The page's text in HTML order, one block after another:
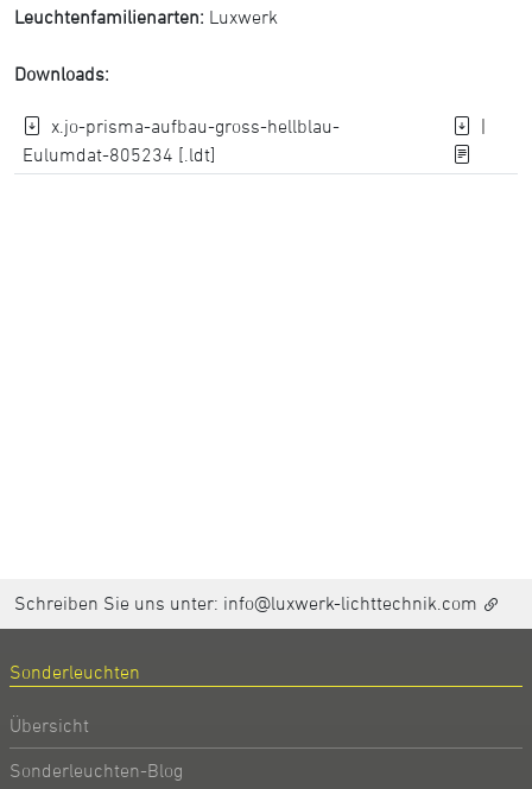
Leuchtenfamilienarten: Luxwerk
Downloads:
x.jo-prisma-aufbau-gross-hellblau-
Eulumdat-805234 [.ldt]
|
Schreiben Sie uns unter: info@luxwerk-lichttechnik.com
Sonderleuchten
Übersicht
Sonderleuchten-Blog